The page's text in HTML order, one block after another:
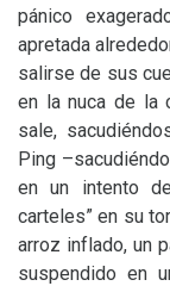
pánico
apretada
salirse de sus
en la nuca de la
sale,
Ping
en un intento
carteles” en su
arroz inflado, un
suspendido en